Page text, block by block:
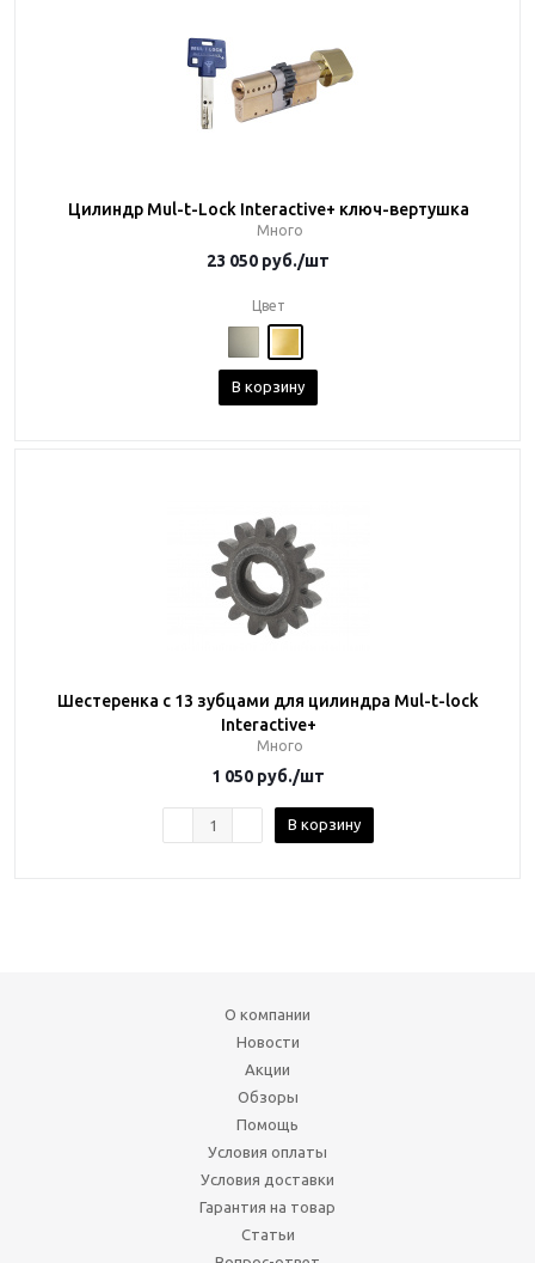
Цилиндр Mul-t-Lock Interactive+ ключ-вертушка
Много
23 050 руб./шт
Цвет
В корзину
Шестеренка с 13 зубцами для цилиндра Mul-t-lock
Interactive+
Много
1 050 руб./шт
В корзину
О компании
Новости
Акции
Обзоры
Помощь
Условия оплаты
Условия доставки
Гарантия на товар
Статьи